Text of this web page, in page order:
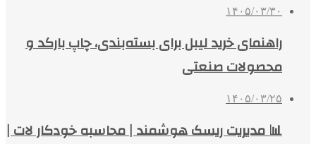
۱۴۰۵/۰۳/۳۰
راهنمای خرید لیبل برای بسته‌بندی، چاپ بارکد و
محصولات صنعتی
۱۴۰۵/۰۳/۲۵
📊 مدیریت ریسک هوشمند | محاسبه خودکار لات |